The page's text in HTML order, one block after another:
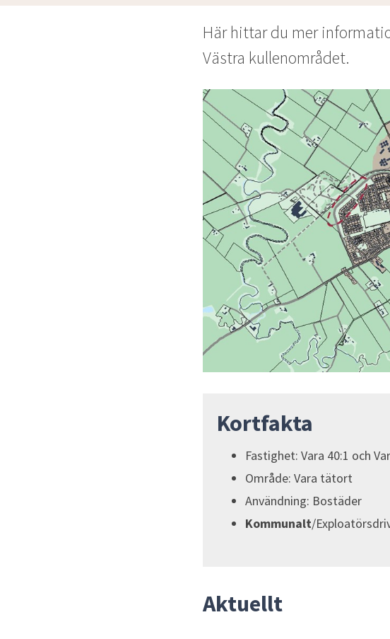
Här hittar du mer
Västra kullenområdet.
Kortfakta
Fastighet: Vara 40:1 och
Område: Vara tätort
Användning: Bostäder
Kommunalt/
Aktuellt